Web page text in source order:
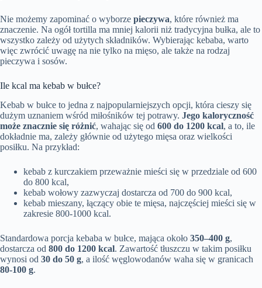
Nie możemy zapominać o wyborze pieczywa, które również ma
znaczenie. Na ogół tortilla ma mniej kalorii niż tradycyjna bułka, ale to
wszystko zależy od użytych składników. Wybierając kebaba, warto
więc zwrócić uwagę na nie tylko na mięso, ale także na rodzaj
pieczywa i sosów.
Ile kcal ma kebab w bułce?
Kebab w bułce to jedna z najpopularniejszych opcji, która cieszy się
dużym uznaniem wśród miłośników tej potrawy. Jego kaloryczność
może znacznie się różnić, wahając się od 600 do 1200 kcal, a to, ile
dokładnie ma, zależy głównie od użytego mięsa oraz wielkości
posiłku. Na przykład:
kebab z kurczakiem przeważnie mieści się w przedziale od 600
do 800 kcal,
kebab wołowy zazwyczaj dostarcza od 700 do 900 kcal,
kebab mieszany, łączący obie te mięsa, najczęściej mieści się w
zakresie 800-1000 kcal.
Standardowa porcja kebaba w bułce, mająca około 350–400 g,
dostarcza od 800 do 1200 kcal. Zawartość tłuszczu w takim posiłku
wynosi od 30 do 50 g, a ilość węglowodanów waha się w granicach
80-100 g.